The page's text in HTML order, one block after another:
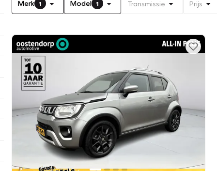
Merk 1 Model 1 Transmissie Prijs